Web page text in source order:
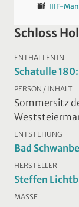
IIIF-
Schloss
ENTHALTEN IN
Schatulle
PERSON / INHALT
Sommersitz
ENTSTEHUNG
Bad
HERSTELLER
Steffen
MASSE